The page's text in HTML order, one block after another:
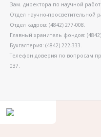
Зам. директора по научной
Отдел научно-просветительной
Отдел кадров: (4842) 277-008.
Главный хранитель фондов:
Бухгалтерия: (4842) 222-333.
Телефон доверия по вопросам
037.